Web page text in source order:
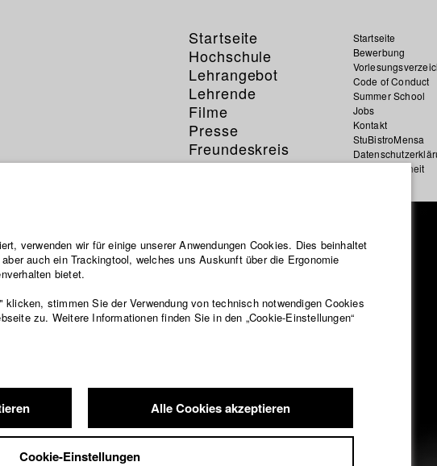
Startseite
Hochschule
Lehrangebot
Lehrende
Filme
Presse
Freundeskreis
Service
Startseite
Bewerbung
Code of Conduct
Summer School
Jobs
Kontakt
StuBistroMensa
Datensicherheit
verwenden wir für einige unserer Anwendungen Cookies. Dies beinhaltet
auch ein Trackingtool, welches uns Auskunft über die Ergonomie
bietet.
stimmen Sie der Verwendung von technisch notwendigen Cookies
zu. Weitere Informationen finden Sie in den „Cookie-Einstellungen“
Alle Cookies akzeptieren
Cookie-Einstellungen